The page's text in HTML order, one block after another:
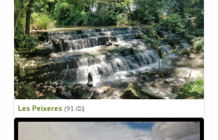
Les Peixeres (91 )